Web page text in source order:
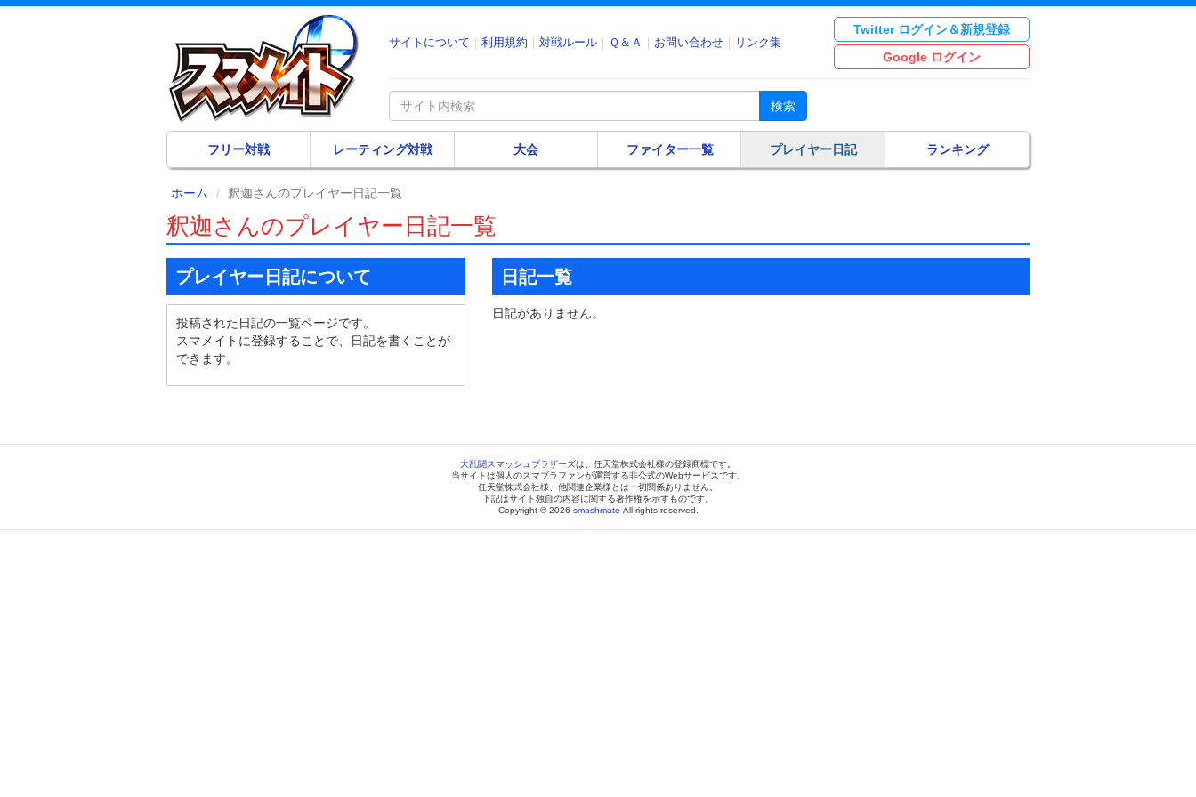
サイトについて 利用規約 対戦ルール Ｑ＆Ａ お問い合わせ リンク集
Twitter ログイン＆新規登録
Google ログイン
検索
フリー対戦 レーティング対戦 大会 ファイター一覧 プレイヤー日記 ランキング
ホーム 釈迦さんのプレイヤー日記一覧
釈迦さんのプレイヤー日記一覧
プレイヤー日記について
投稿された日記の一覧ページです。
スマメイトに登録することで、日記を書くことが
できます。
日記一覧
日記がありません。
大乱闘スマッシュブラザーズは、任天堂株式会社様の登録商標です。
当サイトは個人のスマブラファンが運営する非公式のWebサービスです。
任天堂株式会社様、他関連企業様とは一切関係ありません。
下記はサイト独自の内容に関する著作権を示すものです。
Copyright © 2026 smashmate All rights reserved.